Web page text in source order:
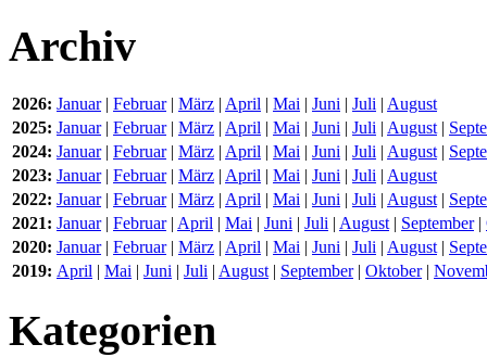
Archiv
2026: Januar| Februar| März | April | Mai | Juni | Juli | August
2025: Januar| Februar| März | April | Mai | Juni | Juli | August|
2024: Januar| Februar| März | April | Mai | Juni | Juli | August|
2023: Januar| Februar| März | April | Mai | Juni | Juli | August
2022: Januar| Februar| März | April | Mai | Juni | Juli | August|
2021: Januar| Februar| April | Mai | Juni | Juli | August| September|
2020: Januar| Februar| März | April | Mai | Juni | Juli | August|
2019: April | Mai | Juni | Juli | August| September| Oktober|
Kategorien